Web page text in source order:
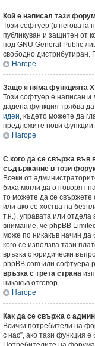
Кой е написал тази
Този софтуер (в
публикуван и защитен от
под GNU General Public
свободно дистрибутиран.
Нагоре
Защо я няма функцията
Този софтуер е написан и
дадена функция трябва
идеи, където можете да
предложите нови функции.
Нагоре
С кого да се свържа във
съдържание в този
Всеки от
биха могли да отговорят
то можете да се свържете
или ако се хоства на
т.н.), управата или отдела
внимание, че phpBB
може по никакъв начин да
кого се използва тази
връзка с юридически
phpBB.com или софтуера
връзка с трета страна
никакъв отговор.
Нагоре
Как да се свържа с
Всички потребители на
с нас”, ако тази функция